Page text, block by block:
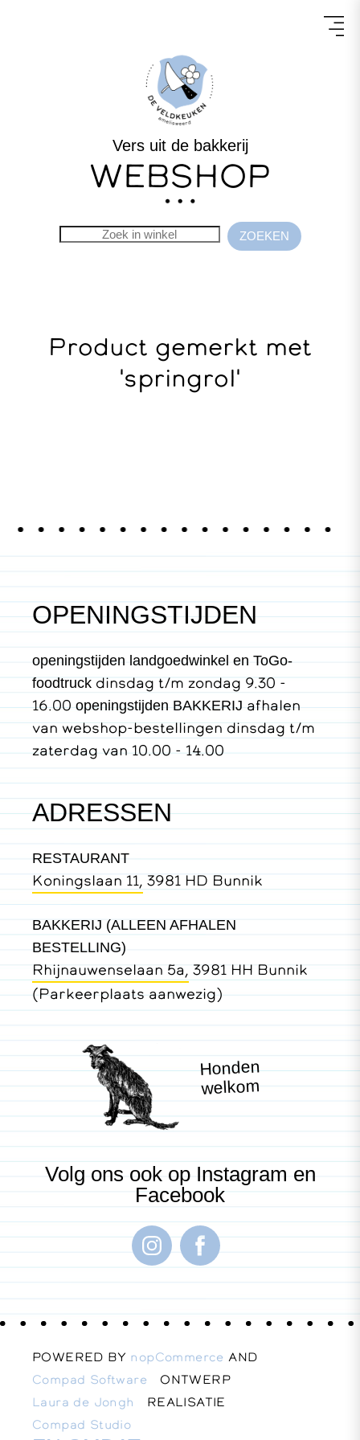
Vers uit de bakkerij
WEBSHOP
Product gemerkt met
'springrol'
OPENINGSTIJDEN
openingstijden landgoedwinkel en ToGo-
foodtruck dinsdag t/m zondag 9.30 -
16.00openingstijden BAKKERIJafhalen
van webshop-bestellingen dinsdag t/m
zaterdag van 10.00 - 14.00
ADRESSEN
RESTAURANT
Koningslaan 11, 3981 HD Bunnik
BAKKERIJ (ALLEEN AFHALEN
BESTELLING)
Rhijnauwenselaan 5a, 3981 HH Bunnik
(Parkeerplaats aanwezig)
Honden
welkom
Volg ons ook op Instagram en
Facebook
POWERED BY nopCommerce AND
Compad SoftwareONTWERP
Laura de Jongh REALISATIE
Compad Studio